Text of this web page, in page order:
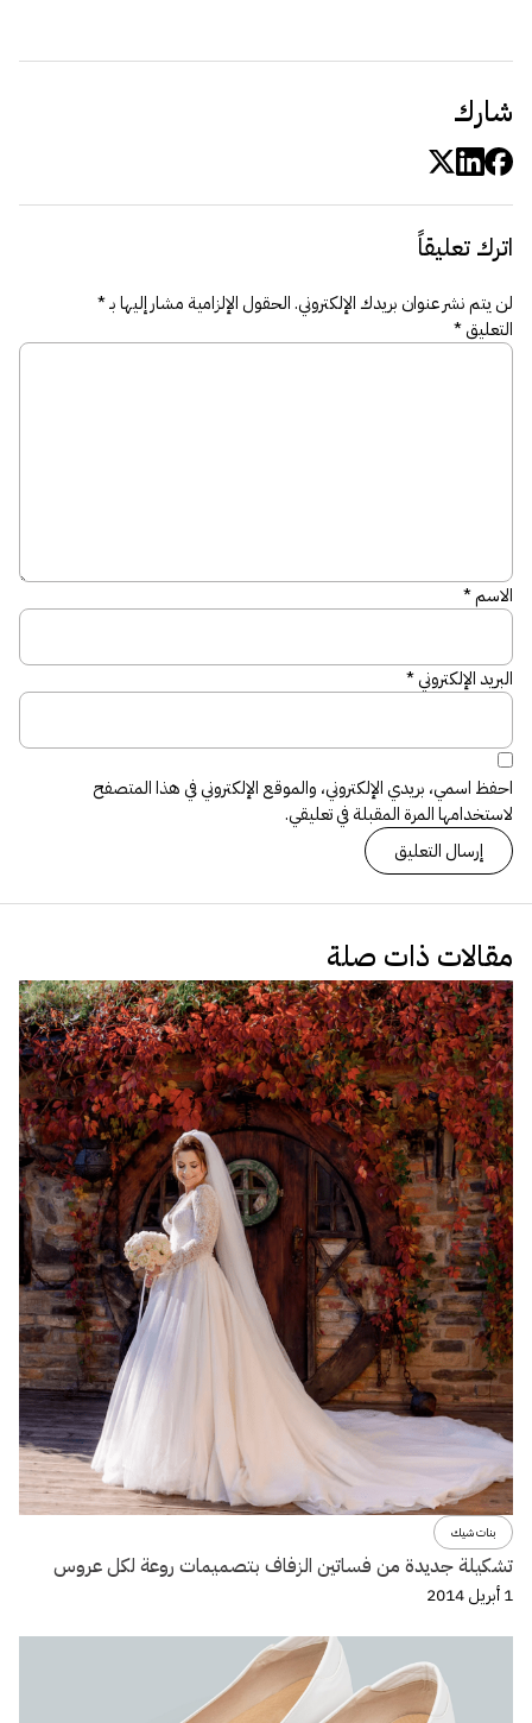
شارك
اترك تعليقاً
لن يتم نشر عنوان بريدك الإلكتروني.الحقول الإلزامية مشار إليها بـ*
التعليق*
الاسم*
البريد الإلكتروني*
احفظ اسمي، بريدي الإلكتروني، والموقع الإلكتروني في هذا المتصفح
لاستخدامها المرة المقبلة في تعليقي.
مقالات ذات صلة
بنات شيك
تشكيلة جديدة من فساتين الزفاف بتصميمات روعة لكل عروس
1 أبريل 2014